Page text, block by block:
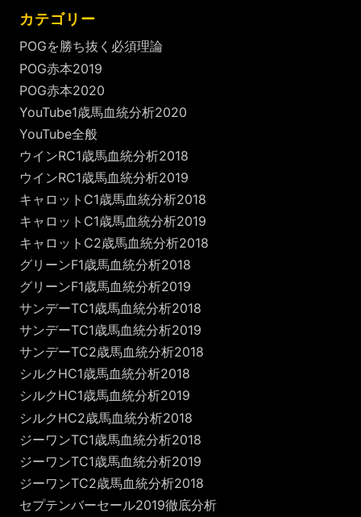
カテゴリー
POGを勝ち抜く必須理論
POG赤本2019
POG赤本2020
YouTube1歳馬血統分析2020
YouTube全般
ウインRC1歳馬血統分析2018
ウインRC1歳馬血統分析2019
キャロットC1歳馬血統分析2018
キャロットC1歳馬血統分析2019
キャロットC2歳馬血統分析2018
グリーンF1歳馬血統分析2018
グリーンF1歳馬血統分析2019
サンデーTC1歳馬血統分析2018
サンデーTC1歳馬血統分析2019
サンデーTC2歳馬血統分析2018
シルクHC1歳馬血統分析2018
シルクHC1歳馬血統分析2019
シルクHC2歳馬血統分析2018
ジーワンTC1歳馬血統分析2018
ジーワンTC1歳馬血統分析2019
ジーワンTC2歳馬血統分析2018
セプテンバーセール2019徹底分析